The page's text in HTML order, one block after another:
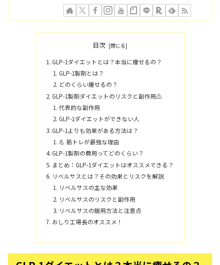
目次
GLP-1ダイエットとは？本当に痩せるの？
GLP-1製剤とは？
どのくらい痩せるの？
GLP-1製剤ダイエットのリスクと副作用⚠️
代表的な副作用
GLP-1ダイエットができない人
GLP-1よりも効果がある方法は？
💪 筋トレが最強な理由
GLP-1製剤の費用ってどのくらい？
まとめ：GLP-1ダイエットはオススメできる？
リベルサスとは？その効果とリスクを解説
リベルサスの主な効果
リベルサスのリスクと副作用
リベルサスの服用方法と注意点
おしり工場長のオススメ！